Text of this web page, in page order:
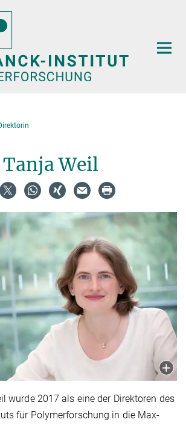
Weil
wurde 2017 als eine der Direktoren des
für Polymerforschung in die Max-